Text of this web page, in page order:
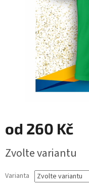
od 260 Kč
cena:
Zvolte variantu
Varianta